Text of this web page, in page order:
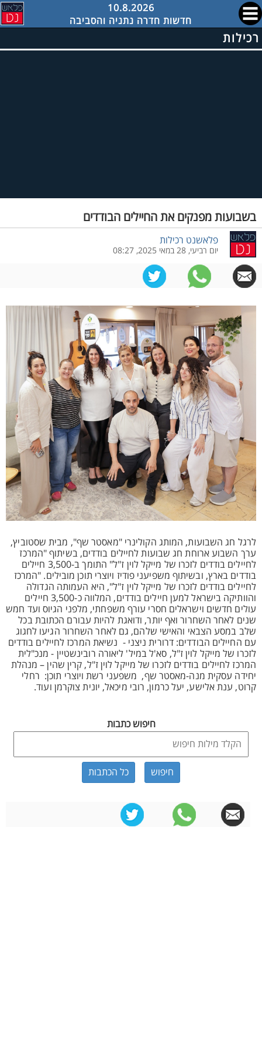
10.8.2026
חדשות חדרה נתניה והסביבה
רכילות
בשבועות מפנקים את החיילים הבודדים
פלאשנט רכילות
יום רביעי, 28 במאי 2025, 08:27
לרגל חג השבועות, המותג הקולינרי "מאסטר שף", מבית שסטוביץ,
ערך השבוע ארוחת חג שבועות לחיילים בודדים, בשיתוף "המרכז
לחיילים בודדים לזכרו של מייקל לוין ז"ל" התומך ב-3,500 חיילים
בודדים בארץ, ובשיתוף משפיעני פודיז ויוצרי תוכן מובילים. "המרכז
לחיילים בודדים לזכרו של מייקל לוין ז"ל", היא העמותה הגדולה
והוותיקה בישראל למען חיילים בודדים, המלווה כ-3,500 חיילים
עולים חדשים וישראלים חסרי עורף משפחתי, מלפני הגיוס ועד חמש
שנים לאחר השחרור ואף יותר, ודואגת להיות עבורם הכתובת בכל
שלב במסע הצבאי והאישי שלהם, גם לאחר השחרור הגיעו לחגוג
עם החיילים הבודדים: דרורית ניצני - נשיאת המרכז לחיילים בודדים
לזכרו של מייקל לוין ז"ל, סא'ל במיל' ליאורה רובינשטיין - מנכ"לית
המרכז לחיילים בודדים לזכרו של מייקל לוין ז"ל, קרין שהין – מנהלת
יחידה עסקית מנה-מאסטר שף, משפעני רשת ויוצרי תוכן: רחלי
קרוט, ענת אלישע, יעל כרמון, רובי מיכאל, יונית צוקרמן ועוד.
חיפוש כתבות
כל הכתבות